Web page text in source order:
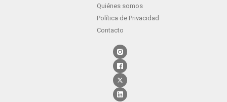
Quiénes somos
Política de Privacidad
Contacto